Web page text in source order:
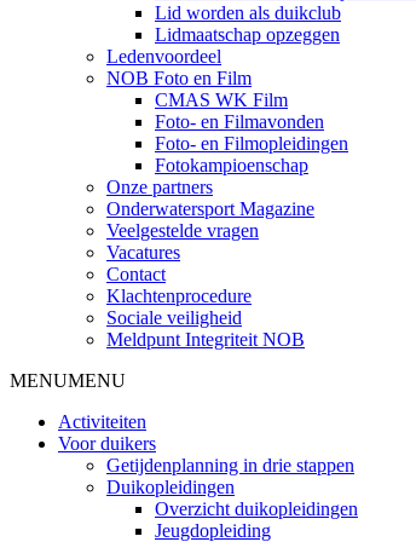
Lid worden als duikclub
Lidmaatschap opzeggen
Ledenvoordeel
NOB Foto en Film
CMAS WK Film
Foto- en Filmavonden
Foto- en Filmopleidingen
Fotokampioenschap
Onze partners
Onderwatersport Magazine
Veelgestelde vragen
Vacatures
Contact
Klachtenprocedure
Sociale veiligheid
Meldpunt Integriteit NOB
MENUMENU
Activiteiten
Voor duikers
Getijdenplanning in drie stappen
Duikopleidingen
Overzicht duikopleidingen
Jeugdopleiding